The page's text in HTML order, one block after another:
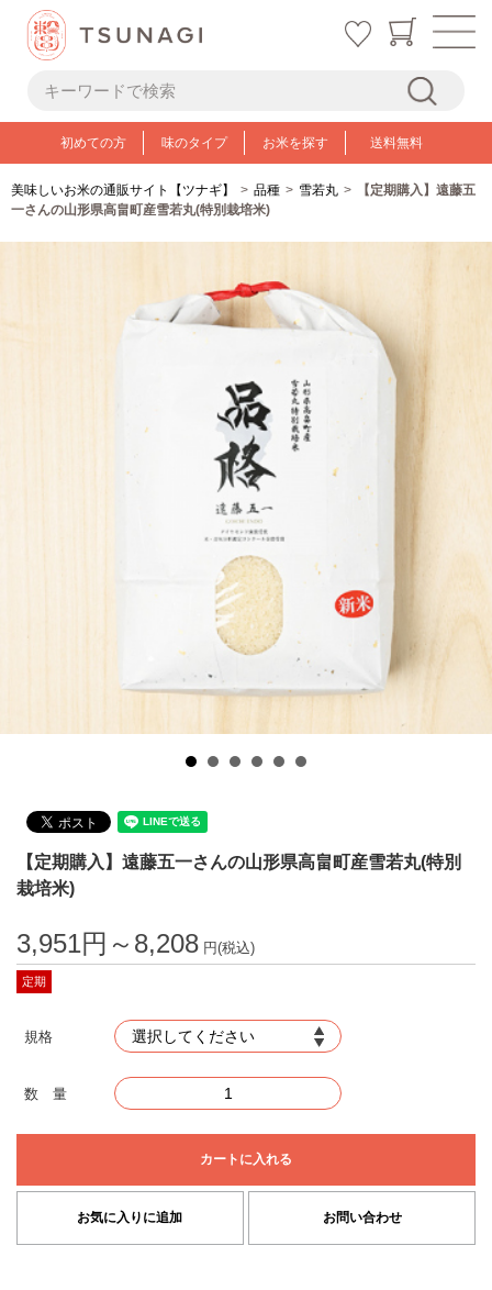
初めての方 味のタイプ お米を探す 送料無料
美味しいお米の通販サイト【ツナギ】 品種 雪若丸
【定期購入】遠藤五
一さんの山形県高畠町産雪若丸(特別栽培米)
【定期購入】遠藤五一さんの山形県高畠町産雪若丸(特別
栽培米)
3,951円～8,208 円(税込)
定期
規格
数 量
カートに入れる
お気に入りに追加 お問い合わせ